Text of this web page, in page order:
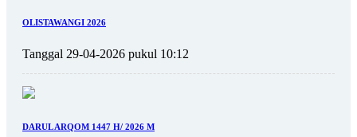
OLISTAWANGI 2026
Tanggal 29-04-2026 pukul 10:12
DARUL ARQOM 1447 H/ 2026 M